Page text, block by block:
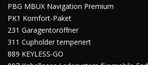
PBG MBUX Navigation Premium
PK1 Komfort-Paket
231 Garagentoröffner
311 Cupholder temperiert
889 KEYLESS-GO